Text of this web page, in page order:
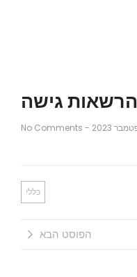
הרשאות גישה
-
כללי
הפוסט הבא